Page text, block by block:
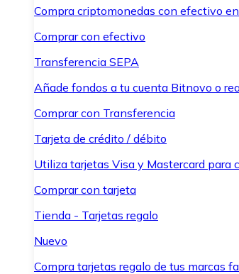
Compra criptomonedas con efectivo
Comprar con efectivo
Transferencia SEPA
Añade fondos a tu cuenta Bitnovo o
Comprar con Transferencia
Tarjeta de crédito / débito
Utiliza tarjetas Visa y Mastercard para
Comprar con tarjeta
Tienda - Tarjetas regalo
Nuevo
Compra tarjetas regalo de tus marcas